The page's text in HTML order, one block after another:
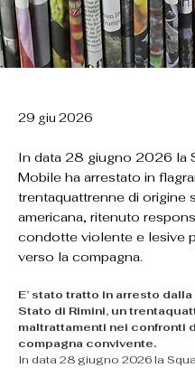
29 giu 2026
In data 28 giugno 2026 la
Mobile ha arrestato in
trentaquattrenne di origine
americana, ritenuto
condotte violente e lesive
verso la compagna.
E’ stato tratto in arresto
Stato di Rimini, un
maltrattamenti nei confronti
compagna convivente.
In data 28 giugno 2026 la